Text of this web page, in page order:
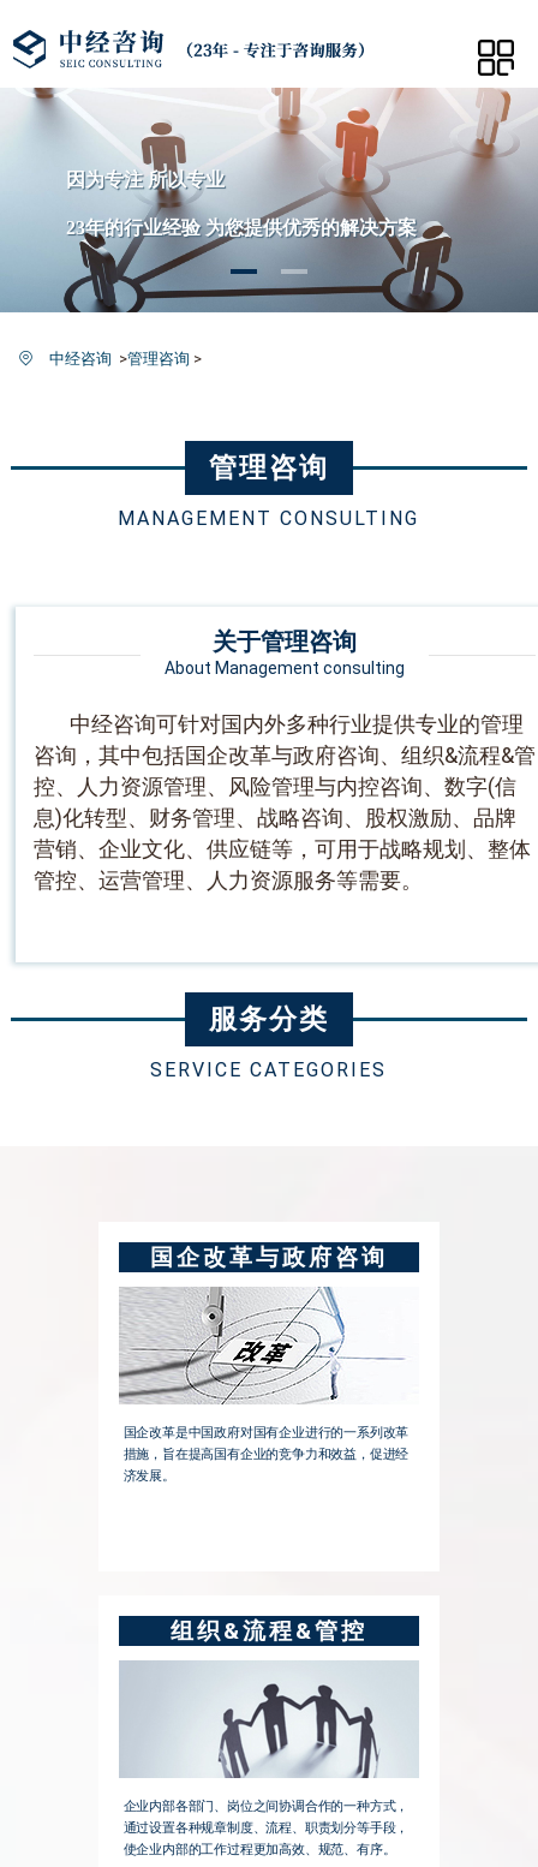
因为专注 所以专业
23年的行业经验 为您提供优秀的解决方案
中经咨询 >管理咨询 >
管理咨询
MANAGEMENT CONSULTING
关于管理咨询
About Management consulting
中经咨询可针对国内外多种行业提供专业的管理
咨询，其中包括国企改革与政府咨询、组织&流程&管
控、人力资源管理、风险管理与内控咨询、数字(信
息)化转型、财务管理、战略咨询、股权激励、品牌
营销、企业文化、供应链等，可用于战略规划、整体
管控、运营管理、人力资源服务等需要。
服务分类
SERVICE CATEGORIES
国企改革与政府咨询
国企改革是中国政府对国有企业进行的一系列改革
措施，旨在提高国有企业的竞争力和效益，促进经
济发展。
组织&流程&管控
企业内部各部门、岗位之间协调合作的一种方式，
通过设置各种规章制度、流程、职责划分等手段，
使企业内部的工作过程更加高效、规范、有序。